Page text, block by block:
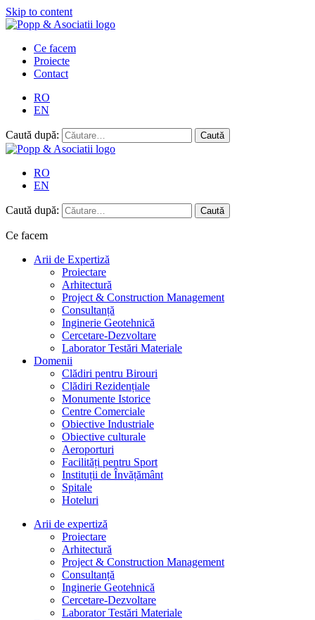
Skip to content
Ce facem
Proiecte
Contact
RO
EN
Caută după:
RO
EN
Caută după:
Ce facem
Arii de Expertiză
Proiectare
Arhitectură
Project & Construction Management
Consultanță
Inginerie Geotehnică
Cercetare-Dezvoltare
Laborator Testări Materiale
Domenii
Clădiri pentru Birouri
Clădiri Rezidențiale
Monumente Istorice
Centre Comerciale
Obiective Industriale
Obiective culturale
Aeroporturi
Facilități pentru Sport
Instituții de Învățământ
Spitale
Hoteluri
Arii de expertiză
Proiectare
Arhitectură
Project & Construction Management
Consultanță
Inginerie Geotehnică
Cercetare-Dezvoltare
Laborator Testări Materiale